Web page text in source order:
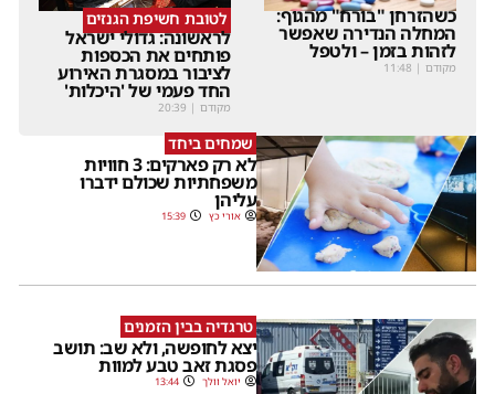
כשהזרחן "בורח" מהגוף:
המחלה הנדירה שאפשר
לזהות בזמן – ולטפל
מקודם |
11:48
לטובת חשיפת הגנזים
לראשונה: גדולי ישראל
פותחים את הכספות
לציבור במסגרת האירוע
החד פעמי של 'היכלות'
מקודם |
20:39
שמחים ביחד
לא רק פארקים: 3 חוויות
משפחתיות שכולם ידברו
עליהן
אורי כץ 15:39
טרגדיה בבין הזמנים
יצא לחופשה, ולא שב: תושב
פסגת זאב טבע למוות
יואל וולך 13:44